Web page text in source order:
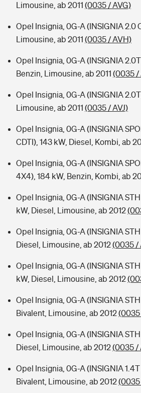
Limousine, ab 2011 (0035 / AVG)
Opel Insignia, 0G-A (INSIGNIA 2.0
Limousine, ab 2011 (0035 / AVH)
Opel Insignia, 0G-A (INSIGNIA
Benzin, Limousine, ab 2011 (0035 /
Opel Insignia, 0G-A (INSIGNIA
Limousine, ab 2011 (0035 / AVJ)
Opel Insignia, 0G-A (INSIGNIA
CDTI), 143 kW, Diesel, Kombi, ab
Opel Insignia, 0G-A (INSIGNIA
4X4), 184 kW, Benzin, Kombi, ab
Opel Insignia, 0G-A (INSIGNIA
kW, Diesel, Limousine, ab 2012
Opel Insignia, 0G-A (INSIGNIA STH
Diesel, Limousine, ab 2012(0035 /
Opel Insignia, 0G-A (INSIGNIA
kW, Diesel, Limousine, ab 2012
Opel Insignia, 0G-A (INSIGNIA STH
Bivalent, Limousine, ab 2012(0035
Opel Insignia, 0G-A (INSIGNIA STH
Diesel, Limousine, ab 2012(0035 /
Opel Insignia, 0G-A (INSIGNIA 1.4T
Bivalent, Limousine, ab 2012(0035